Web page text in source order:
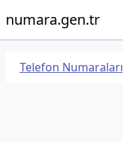
numara.gen.tr
Telefon Numaraları